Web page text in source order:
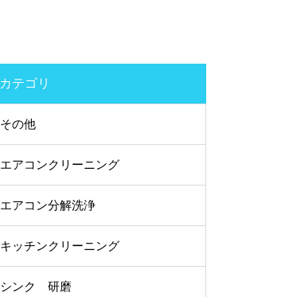
カテゴリ
その他
エアコンクリーニング
エアコン分解洗浄
キッチンクリーニング
シンク 研磨